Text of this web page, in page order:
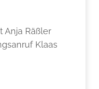
Anja Räßler
Klaas